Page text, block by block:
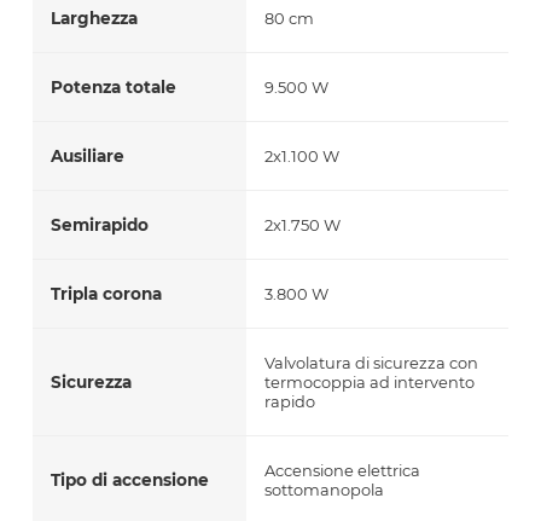
Larghezza 80 cm
Potenza totale 9.500 W
Ausiliare 2x1.100 W
Semirapido 2x1.750 W
Tripla corona 3.800 W
Sicurezza
Valvolatura di sicurezza con
termocoppia ad intervento
rapido
Tipo di accensione
Accensione elettrica
sottomanopola